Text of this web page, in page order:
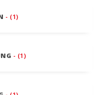
- (1)
- (1)